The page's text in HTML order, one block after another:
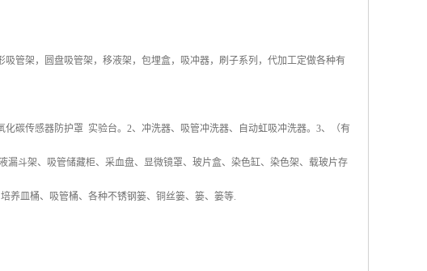
管架，圆盘吸管架，移液架，包埋盒，吸冲器，刷子系列，代加工定做各种有
碳传感器防护罩 实验台。2、冲洗器、吸管冲洗器、自动虹吸冲洗器。3、（有
斗架、吸管储藏柜、采血盘、显微镜罩、玻片盒、染色缸、染色架、载玻片存
养皿桶、吸管桶、各种不锈钢篓、铜丝篓、篓、篓等.